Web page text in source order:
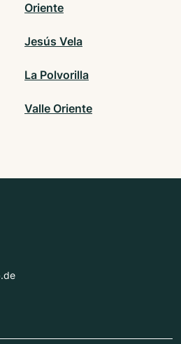
Oriente
Jesús Vela
La Polvorilla
Valle Oriente